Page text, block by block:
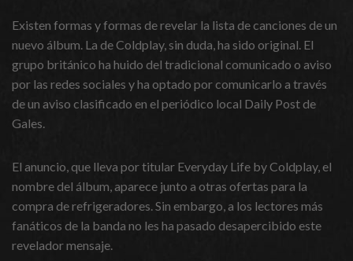
Existen formas y formas de revelar la lista de canciones de un
nuevo álbum. La de Coldplay, sin duda, ha sido original. El
grupo británico ha huido del tradicional comunicado o aviso
por las redes sociales y ha optado por comunicarlo a través
de un aviso clasificado en el periódico local Daily Post de
Gales.
El anuncio, que lleva por titular Everyday Life by Coldplay, el
nombre del álbum, aparece junto a otras ofertas para la
compra de refrigeradores. Sin embargo, a los lectores más
fanáticos de la banda no les ha pasado desapercibido este
revelador mensaje.